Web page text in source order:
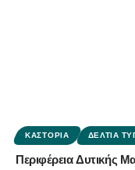
ΚΑΣΤΟΡΙΆ ΔΕΛΤΊΑ
Περιφέρεια Δυτικής